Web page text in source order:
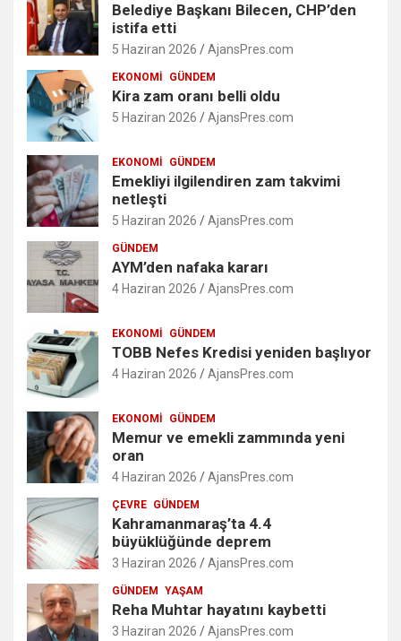
Belediye Başkanı Bilecen, CHP’den
istifa etti
5 Haziran 2026 AjansPres.com
EKONOMI GÜNDEM
Kira zam oranı belli oldu
5 Haziran 2026 AjansPres.com
EKONOMI GÜNDEM
Emekliyi ilgilendiren zam takvimi
netleşti
5 Haziran 2026 AjansPres.com
GÜNDEM
AYM’den nafaka kararı
4 Haziran 2026 AjansPres.com
EKONOMI GÜNDEM
TOBB Nefes Kredisi yeniden başlıyor
4 Haziran 2026 AjansPres.com
EKONOMI GÜNDEM
Memur ve emekli zammında yeni
oran
4 Haziran 2026 AjansPres.com
ÇEVRE GÜNDEM
Kahramanmaraş’ta 4.4
büyüklüğünde deprem
3 Haziran 2026 AjansPres.com
GÜNDEM YAŞAM
Reha Muhtar hayatını kaybetti
3 Haziran 2026 AjansPres.com